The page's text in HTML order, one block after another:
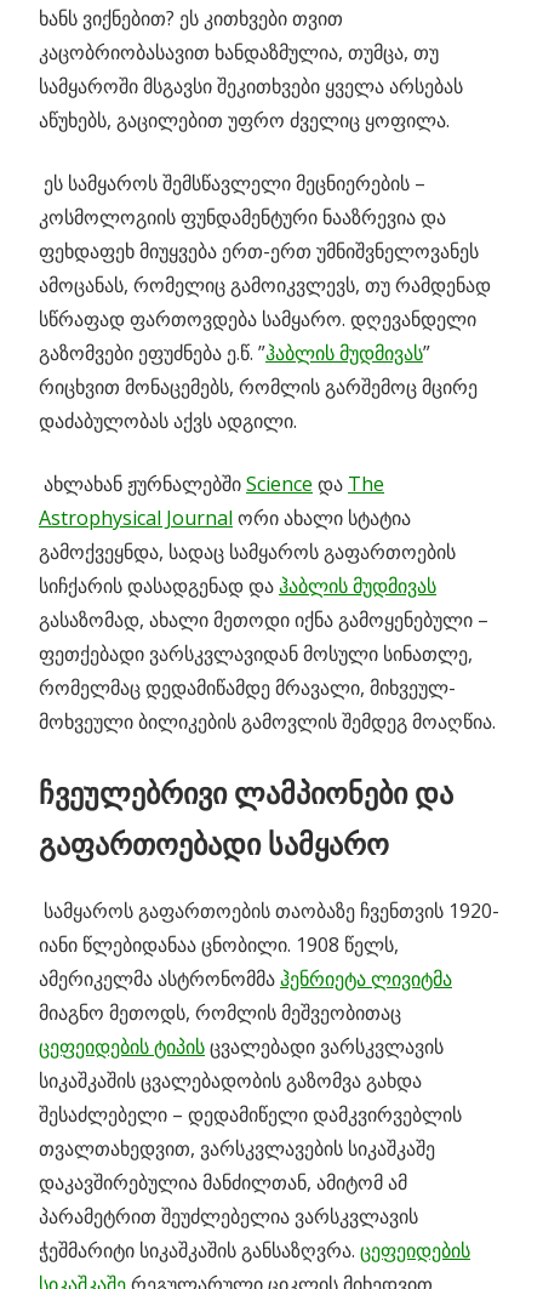
ხანს ვიქნებით? ეს კითხვები თვით
კაცობრიობასავით ხანდაზმულია, თუმცა, თუ
სამყაროში მსგავსი შეკითხვები ყველა არსებას
აწუხებს, გაცილებით უფრო ძველიც ყოფილა.
ეს სამყაროს შემსწავლელი მეცნიერების –
კოსმოლოგიის ფუნდამენტური ნააზრევია და
ფეხდაფეხ მიუყვება ერთ-ერთ უმნიშვნელოვანეს
ამოცანას, რომელიც გამოიკვლევს, თუ რამდენად
სწრაფად ფართოვდება სამყარო. დღევანდელი
გაზომვები ეფუძნება ე.წ. ”ჰაბლის მუდმივას”
რიცხვით მონაცემებს, რომლის გარშემოც მცირე
დაძაბულობას აქვს ადგილი.
ახლახან ჟურნალებშიScience და The
Astrophysical Journal ორი ახალი სტატია
გამოქვეყნდა, სადაც სამყაროს გაფართოების
სიჩქარის დასადგენად დაჰაბლის მუდმივას
გასაზომად, ახალი მეთოდი იქნა გამოყენებული –
ფეთქებადი ვარსკვლავიდან მოსული სინათლე,
რომელმაც დედამიწამდე მრავალი, მიხვეულ-
მოხვეული ბილიკების გამოვლის შემდეგ მოაღწია.
ჩვეულებრივი ლამპიონები და
გაფართოებადი სამყარო
სამყაროს გაფართოების თაობაზე ჩვენთვის 1920-
იანი წლებიდანაა ცნობილი. 1908 წელს,
ამერიკელმა ასტრონომმაჰენრიეტა ლივიტმა
მიაგნო მეთოდს, რომლის მეშვეობითაც
ცეფეიდების ტიპისცვალებადი ვარსკვლავის
სიკაშკაშის ცვალებადობის გაზომვა გახდა
შესაძლებელი – დედამიწელი დამკვირვებლის
თვალთახედვით, ვარსკვლავების სიკაშკაშე
დაკავშირებულია მანძილთან, ამიტომ ამ
პარამეტრით შეუძლებელია ვარსკვლავის
ჭეშმარიტი სიკაშკაშის განსაზღვრა. ცეფეიდების